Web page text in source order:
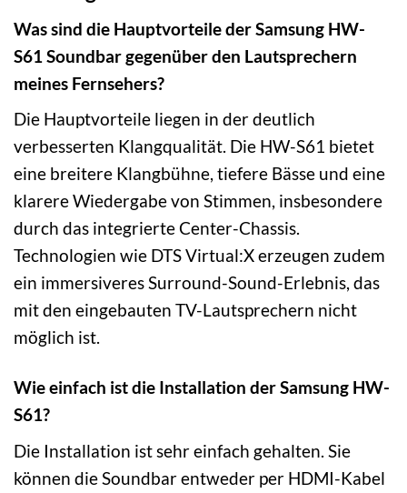
Was sind die Hauptvorteile der Samsung HW-
S61 Soundbar gegenüber den Lautsprechern
meines Fernsehers?
Die Hauptvorteile liegen in der deutlich
verbesserten Klangqualität. Die HW-S61 bietet
eine breitere Klangbühne, tiefere Bässe und eine
klarere Wiedergabe von Stimmen, insbesondere
durch das integrierte Center-Chassis.
Technologien wie DTS Virtual:X erzeugen zudem
ein immersiveres Surround-Sound-Erlebnis, das
mit den eingebauten TV-Lautsprechern nicht
möglich ist.
Wie einfach ist die Installation der Samsung HW-
S61?
Die Installation ist sehr einfach gehalten. Sie
können die Soundbar entweder per HDMI-Kabel